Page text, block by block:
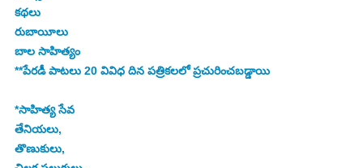
కథలు
రుబాయీలు
బాల సాహిత్యం
**పేరడీ పాటలు 20 వివిధ దిన పత్రికలలో ప్రచురించబడ్డాయి
*సాహిత్య సేవ
తేనియలు,
తొణుకులు,